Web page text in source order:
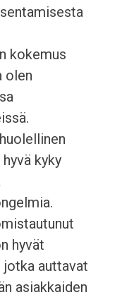
kokemus
olen
kyky
hyvät
auttavat
asiakkaiden